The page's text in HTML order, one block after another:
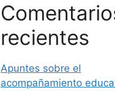
recientes
Apuntes sobre el
acompañamiento